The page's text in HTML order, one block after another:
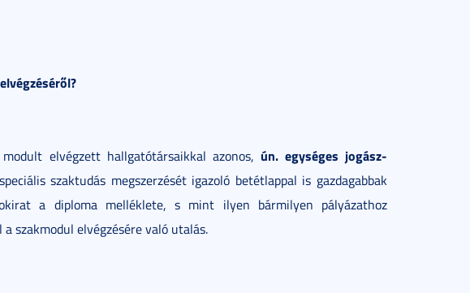
elvégzett hallgatótársaikkal azonos, ún. egységes jogász-
szaktudás megszerzését igazoló betétlappal is gazdagabbak
a diploma melléklete, s mint ilyen bármilyen pályázathoz
szakmodul elvégzésére való utalás.